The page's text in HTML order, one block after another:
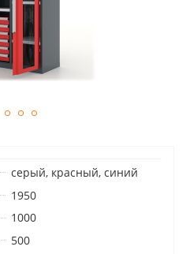
серый, красный, синий
1950
1000
500